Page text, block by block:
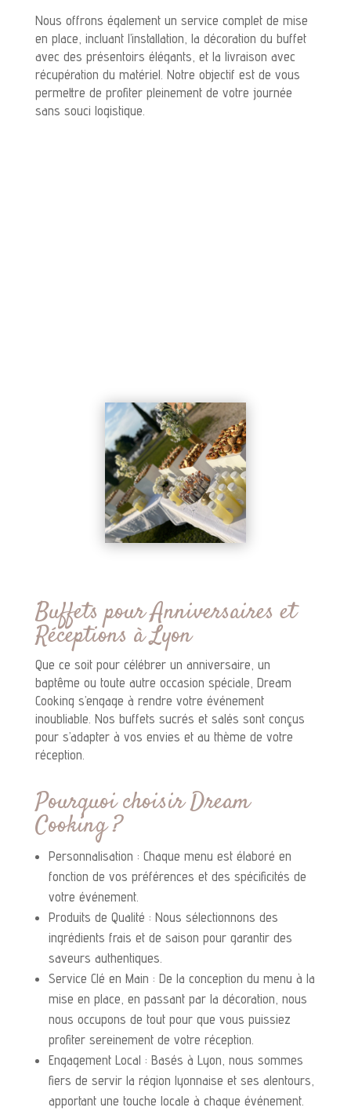
Nous offrons également un service complet de mise
en place, incluant l’installation, la décoration du buffet
avec des présentoirs élégants, et la livraison avec
récupération du matériel. Notre objectif est de vous
permettre de profiter pleinement de votre journée
sans souci logistique.
Buffets pour Anniversaires et
Réceptions à Lyon
Que ce soit pour célébrer un anniversaire, un
baptême ou toute autre occasion spéciale, Dream
Cooking s’engage à rendre votre événement
inoubliable. Nos buffets sucrés et salés sont conçus
pour s’adapter à vos envies et au thème de votre
réception.
Pourquoi choisir Dream
Cooking ?
Personnalisation : Chaque menu est élaboré en
fonction de vos préférences et des spécificités de
votre événement.
Produits de Qualité : Nous sélectionnons des
ingrédients frais et de saison pour garantir des
saveurs authentiques.
Service Clé en Main : De la conception du menu à la
mise en place, en passant par la décoration, nous
nous occupons de tout pour que vous puissiez
profiter sereinement de votre réception.
Engagement Local : Basés à Lyon, nous sommes
fiers de servir la région lyonnaise et ses alentours,
apportant une touche locale à chaque événement.